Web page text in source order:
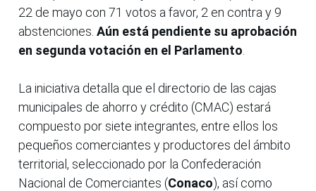
22 de mayo con 71 votos a favor, 2 en contra y 9
abstenciones. Aún está pendiente su aprobación
en segunda votación en el Parlamento
La iniciativa detalla que el directorio de las cajas
municipales de ahorro y crédito (CMAC) estará
compuesto por siete integrantes, entre ellos los
pequeños comerciantes y productores del ámbito
territorial, seleccionado por la Confederación
Nacional de Comerciantes (Conaco), así como